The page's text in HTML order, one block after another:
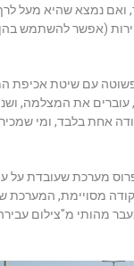
ואם נמצא שהיא מעל
(אפשר להשתמש בהן
עם שיטת אכיפת
את המצלמה,
א3 בודקות מה קורה בנקודה אחת
מערכת שעובדת על
מסויימת,
מהותי מ"צילום